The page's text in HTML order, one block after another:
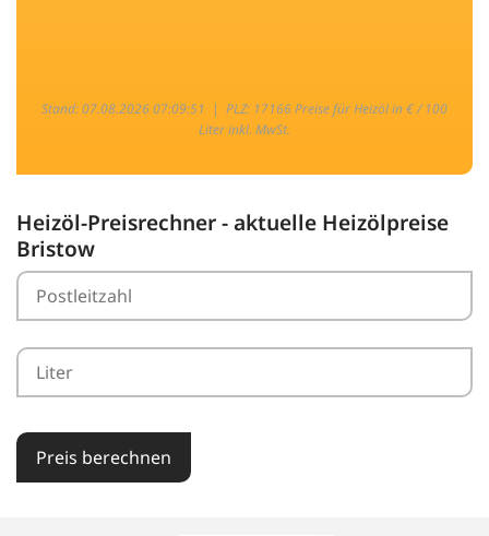
Stand: 07.08.2026 07:09:51 | PLZ: 17166 Preise für Heizöl in € / 100
Liter inkl. MwSt.
Heizöl-Preisrechner - aktuelle Heizölpreise
Bristow
Preis berechnen